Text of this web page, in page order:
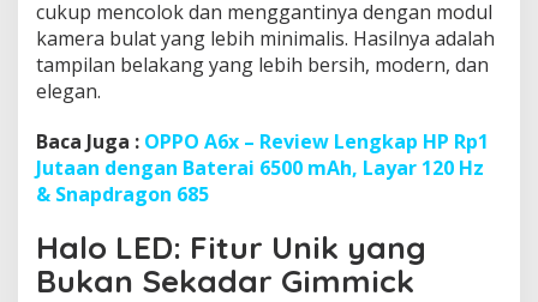
cukup mencolok dan menggantinya dengan modul
kamera bulat yang lebih minimalis. Hasilnya adalah
tampilan belakang yang lebih bersih, modern, dan
elegan.
Baca Juga : OPPO A6x – Review Lengkap HP Rp1
Jutaan dengan Baterai 6500 mAh, Layar 120 Hz
& Snapdragon 685
Halo LED: Fitur Unik yang
Bukan Sekadar Gimmick